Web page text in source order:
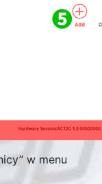
w menu